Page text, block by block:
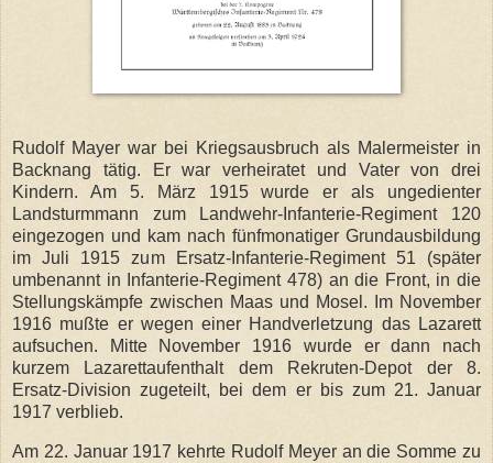
Rudolf Mayer war bei Kriegsausbruch als Malermeister in
Backnang tätig. Er war verheiratet und Vater von drei
Kindern. Am 5. März 1915 wurde er als ungedienter
Landsturmmann zum Landwehr-Infanterie-Regiment 120
eingezogen und kam nach fünfmonatiger Grundausbildung
im Juli 1915 zum Ersatz-Infanterie-Regiment 51 (später
umbenannt in Infanterie-Regiment 478) an die Front, in die
Stellungskämpfe zwischen Maas und Mosel. Im November
1916 mußte er wegen einer Handverletzung das Lazarett
aufsuchen. Mitte November 1916 wurde er dann nach
kurzem Lazarettaufenthalt dem Rekruten-Depot der 8.
Ersatz-Division zugeteilt, bei dem er bis zum 21. Januar
1917 verblieb.
Am 22. Januar 1917 kehrte Rudolf Meyer an die Somme zu